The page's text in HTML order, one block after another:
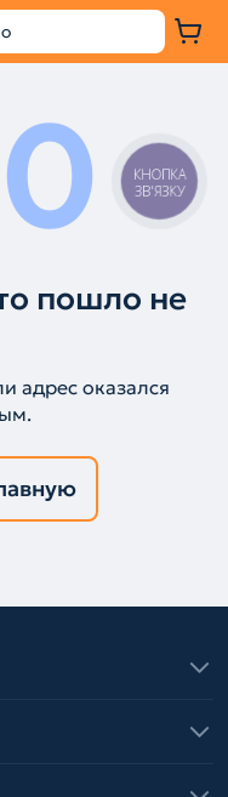
0
пошло не
адрес оказался
КНОПКА
ЗВ'ЯЗКУ